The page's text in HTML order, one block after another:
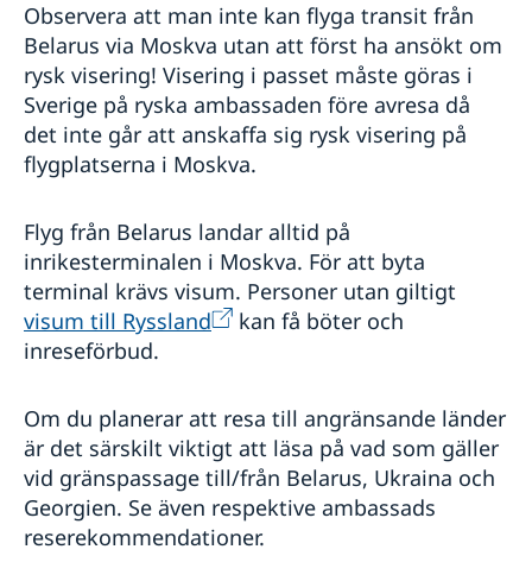
Observera att man inte kan flyga transit från
Belarus via Moskva utan att först ha ansökt om
rysk visering! Visering i passet måste göras i
Sverige på ryska ambassaden före avresa då
det inte går att anskaffa sig rysk visering på
flygplatserna i Moskva.
Flyg från Belarus landar alltid på
inrikesterminalen i Moskva. För att byta
terminal krävs visum. Personer utan giltigt
visum till Ryssland
kan få böter och
inreseförbud.
Om du planerar att resa till angränsande länder
är det särskilt viktigt att läsa på vad som gäller
vid gränspassage till/från Belarus, Ukraina och
Georgien. Se även respektive ambassads
reserekommendationer.